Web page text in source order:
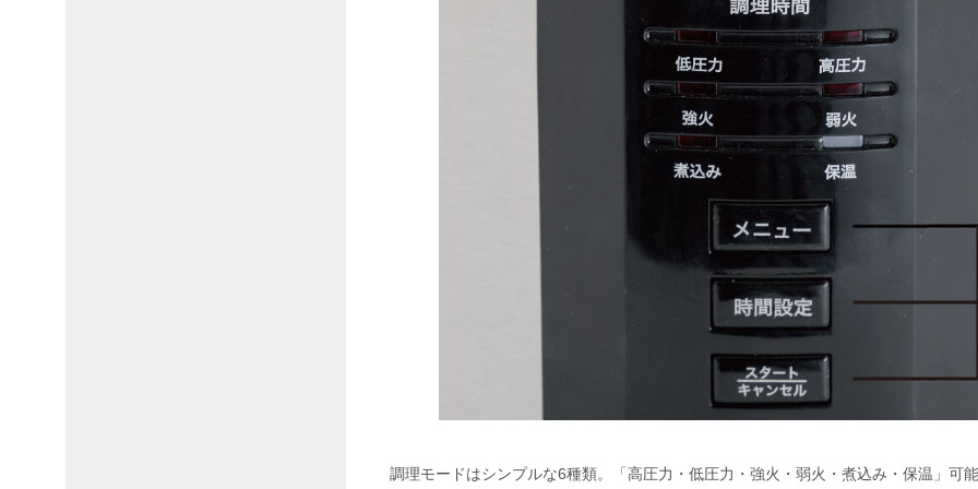
調理モードはシンプルな6種類。「高圧力・低圧力・強火・弱火・煮込み・保温」可